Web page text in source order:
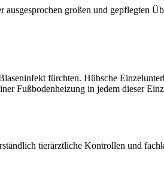
großen und gepflegten
fürchten. Hübsche
Fußbodenheizung in jedem dieser
tierärztliche Kontrollen und